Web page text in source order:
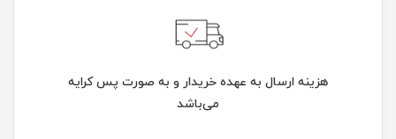
هزینه ارسال به عهده خریدار و به صورت پس کرایه
می‌باشد